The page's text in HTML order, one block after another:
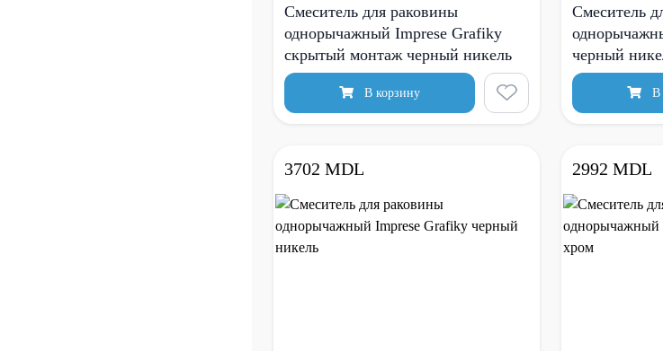
Смеситель для раковины
однорычажный Imprese Grafiky
скрытый монтаж черный никель
В корзину
Смеситель
черный
В
3702 MDL 2992 MDL